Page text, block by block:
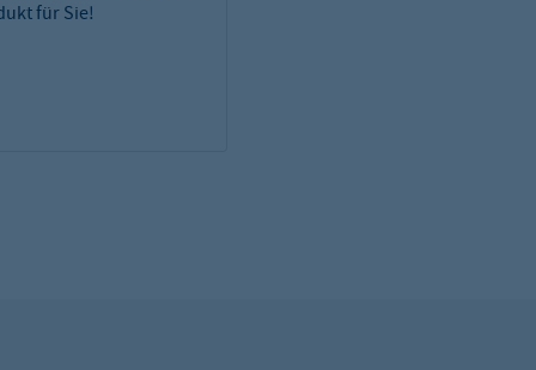
für Sie!